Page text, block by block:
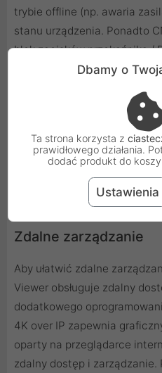
trybie offline (np. awaria
stanu urządzenia. Ponadto
blok zacisków przekaźnika /
umożliwiający zdalne
podłączonego urządzenia
celu powiadamiania o
Zdalne zarządzanie
Aby ułatwić zdalne
Viewer obsługuje zdalny
dodatkowego
4K over IP zapewnia
oparty na przeglądarce
zdalny dostęp i zarządzanie.
Dbamy o
Ta strona korzysta z
prawidłowego działania.
dodać produkt do
Ustawienia